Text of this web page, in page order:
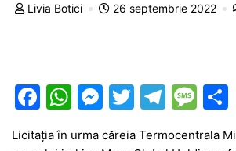
Livia Botici 26 septembrie 2022
F
a
W M T
T
M
Licitația în urma căreia Termocentrala